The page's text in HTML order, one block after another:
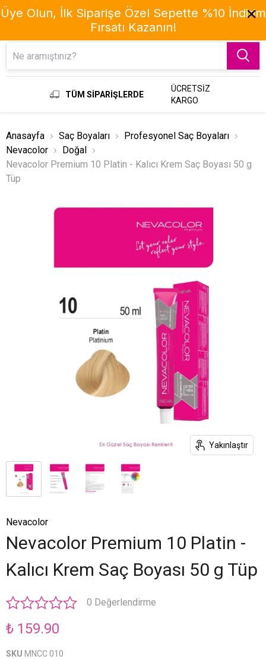
TÜM SİPARİŞLERDE
ÜCRETSİZ
KARGO
Anasayfa Saç Boyaları
Profesyonel Saç Boyaları
Nevacolor
Doğal
Nevacolor Premium 10 Platin - Kalıcı Krem Saç Boyası 50 g
Tüp
Yakınlaştır
Nevacolor
Nevacolor Premium 10 Platin -
Kalıcı Krem Saç Boyası 50 g Tüp
0 Değerlendirme
₺ 159.90
SKU MNCC 010
Üye Olun, İlk Siparişe Özel Sepette %10 İndirim
Fırsatı Kazanın!